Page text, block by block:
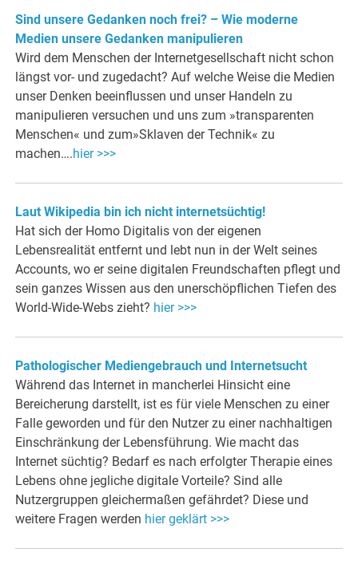
Sind unsere Gedanken noch frei? – Wie moderne
Medien unsere Gedanken manipulieren
Wird dem Menschen der Internetgesellschaft nicht schon
längst vor- und zugedacht? Auf welche Weise die Medien
unser Denken beeinflussen und unser Handeln zu
manipulieren versuchen und uns zum »transparenten
Menschen« und zum»Sklaven der Technik« zu
machen….hier >>>
Laut Wikipedia bin ich nicht internetsüchtig!
Hat sich der Homo Digitalis von der eigenen
Lebensrealität entfernt und lebt nun in der Welt seines
Accounts, wo er seine digitalen Freundschaften pflegt und
sein ganzes Wissen aus den unerschöpflichen Tiefen des
World-Wide-Webs zieht? hier >>>
Pathologischer Mediengebrauch und Internetsucht
Während das Internet in mancherlei Hinsicht eine
Bereicherung darstellt, ist es für viele Menschen zu einer
Falle geworden und für den Nutzer zu einer nachhaltigen
Einschränkung der Lebensführung. Wie macht das
Internet süchtig? Bedarf es nach erfolgter Therapie eines
Lebens ohne jegliche digitale Vorteile? Sind alle
Nutzergruppen gleichermaßen gefährdet? Diese und
weitere Fragen werden hier geklärt >>>